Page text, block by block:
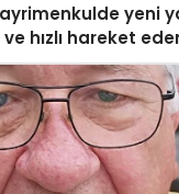
yeni
ve hızlı hareket